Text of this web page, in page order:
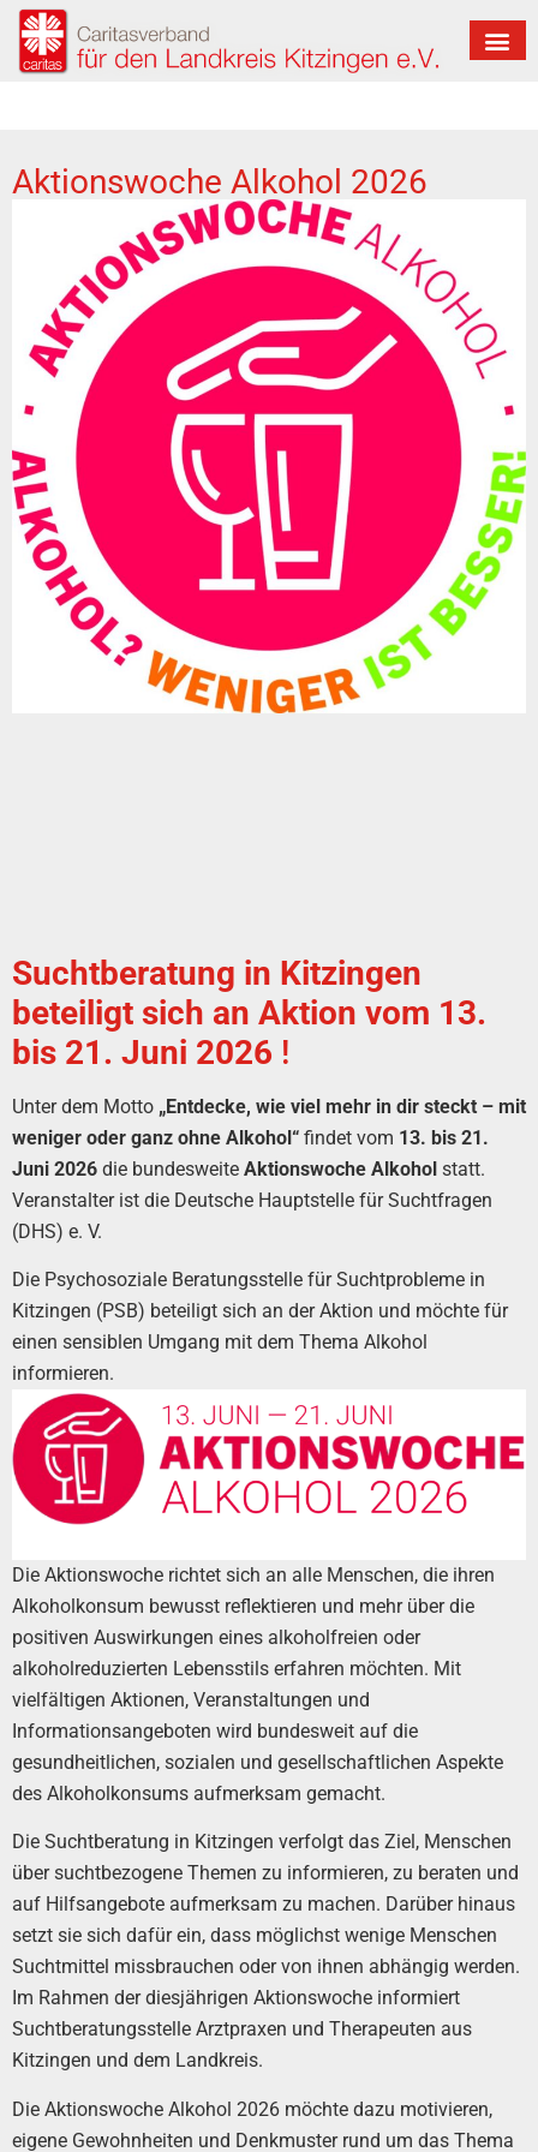
Aktionswoche Alkohol 2026
Suchtberatung in Kitzingen
beteiligt sich an Aktion vom 13.
bis 21. Juni 2026 !
Unter dem Motto „Entdecke, wie viel mehr in dir steckt – mit
weniger oder ganz ohne Alkohol“ findet vom 13. bis 21.
Juni 2026 die bundesweite Aktionswoche Alkohol statt.
Veranstalter ist die Deutsche Hauptstelle für Suchtfragen
(DHS) e. V.
Die Psychosoziale Beratungsstelle für Suchtprobleme in
Kitzingen (PSB) beteiligt sich an der Aktion und möchte für
einen sensiblen Umgang mit dem Thema Alkohol
informieren.
Die Aktionswoche richtet sich an alle Menschen, die ihren
Alkoholkonsum bewusst reflektieren und mehr über die
positiven Auswirkungen eines alkoholfreien oder
alkoholreduzierten Lebensstils erfahren möchten. Mit
vielfältigen Aktionen, Veranstaltungen und
Informationsangeboten wird bundesweit auf die
gesundheitlichen, sozialen und gesellschaftlichen Aspekte
des Alkoholkonsums aufmerksam gemacht.
Die Suchtberatung in Kitzingen verfolgt das Ziel, Menschen
über suchtbezogene Themen zu informieren, zu beraten und
auf Hilfsangebote aufmerksam zu machen. Darüber hinaus
setzt sie sich dafür ein, dass möglichst wenige Menschen
Suchtmittel missbrauchen oder von ihnen abhängig werden.
Im Rahmen der diesjährigen Aktionswoche informiert
Suchtberatungsstelle Arztpraxen und Therapeuten aus
Kitzingen und dem Landkreis.
Die Aktionswoche Alkohol 2026 möchte dazu motivieren,
eigene Gewohnheiten und Denkmuster rund um das Thema